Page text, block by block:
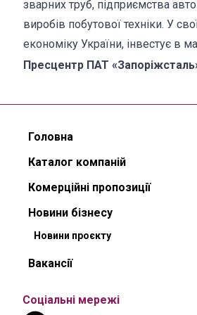
зварних труб, підприємства
виробів побутової техніки. У
економіку України, інвестує в
Пресцентр ПАТ
Головна
Каталог компаній
Комерційні пропозиції
Новини бізнесу
Новини проєкту
Вакансії
Соціальні мережі